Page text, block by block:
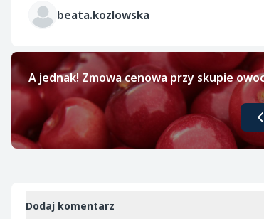
beata.kozlowska
A jednak! Zmowa cenowa przy skupie
Dodaj komentarz